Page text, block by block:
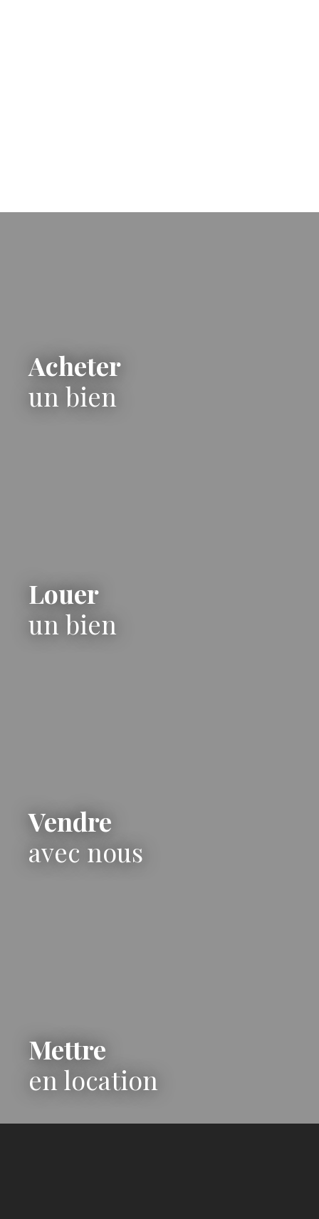
Acheter
un bien
Louer
un bien
Vendre
avec nous
Mettre
en location